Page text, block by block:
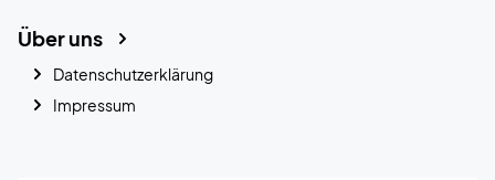
Über uns
Datenschutzerklärung
Impressum